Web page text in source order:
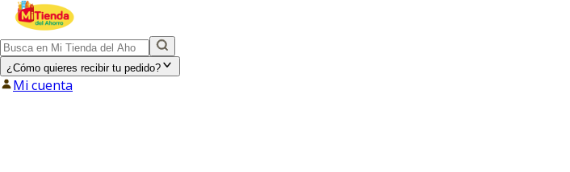
¿Cómo quieres recibir tu pedido?
Mi cuenta